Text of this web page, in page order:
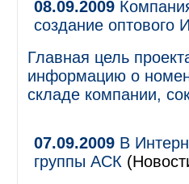
08.09.2009
создание оптового
Главная цель
информацию о
складе компании,
07.09.2009 В
группы АСК